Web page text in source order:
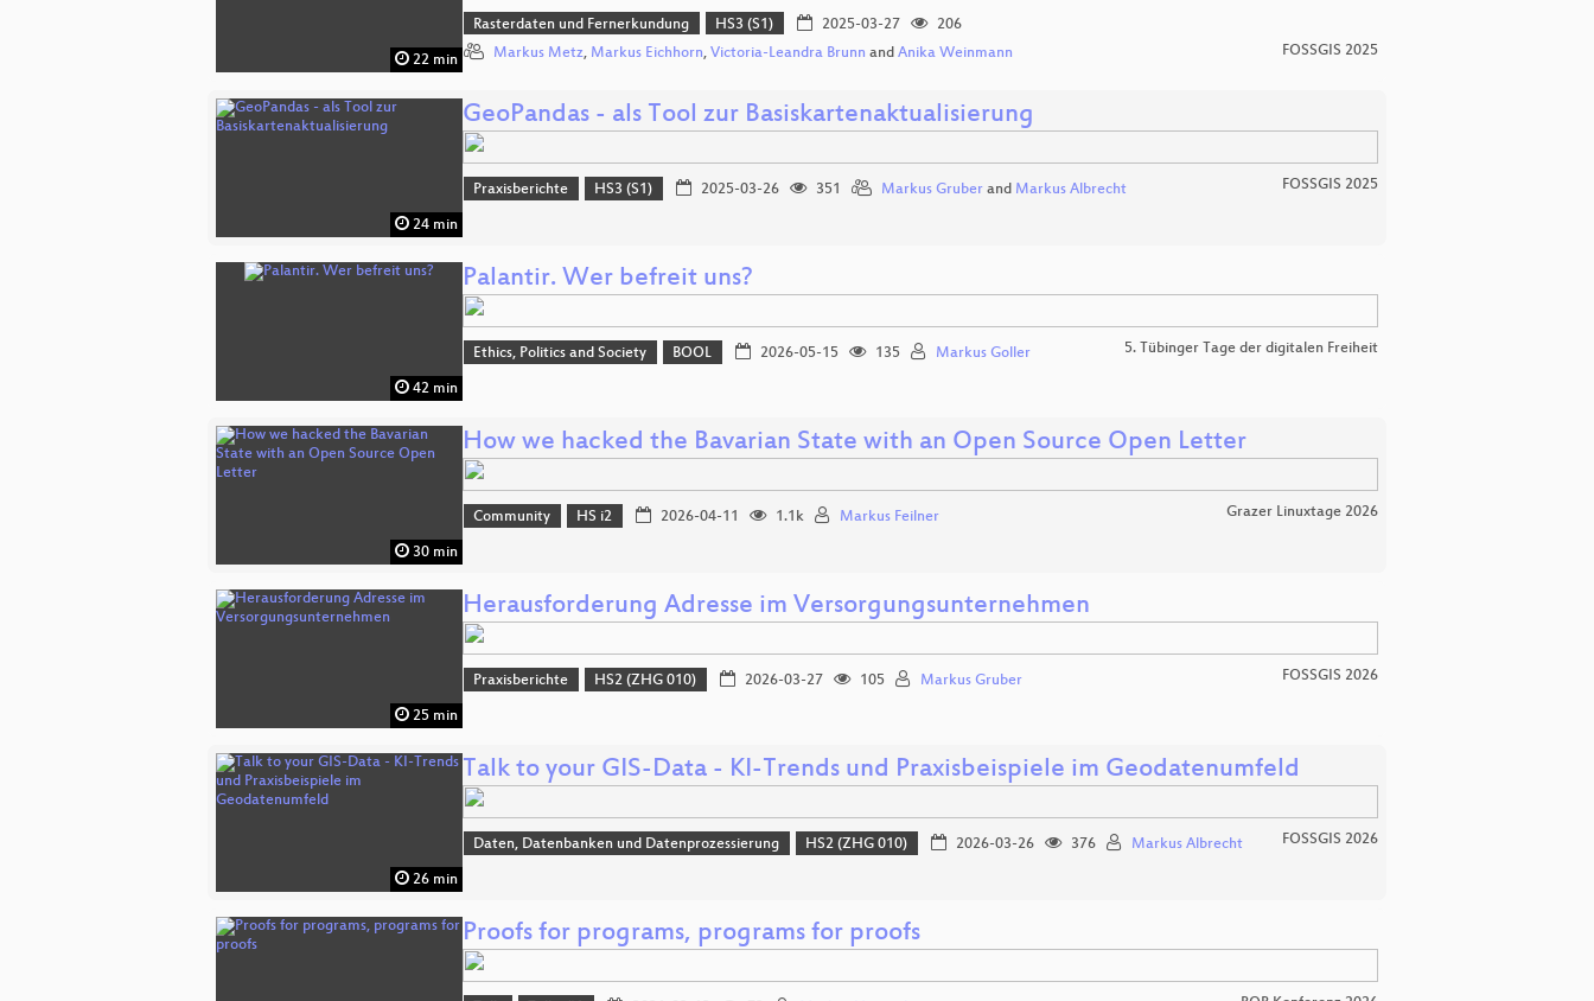
22 min
Rasterdaten und Fernerkundung HS3 (S1) 2025-03-27
206
Markus Metz, Markus Eichhorn, Victoria-Leandra Brunn and Anika Weinmann FOSSGIS 2025
24 min
GeoPandas - als Tool zur Basiskartenaktualisierung
Praxisberichte HS3 (S1) 2025-03-26 351 Markus Gruberand Markus Albrecht FOSSGIS 2025
42 min
Palantir. Wer befreit uns?
Ethics, Politics and Society BOOL 2026-05-15 135 Markus Goller 5. Tübinger Tage der digitalen Freiheit
30 min
How we hacked the Bavarian State with an Open Source Open Letter
Community HS i2 2026-04-11 1.1k Markus Feilner Grazer Linuxtage 2026
25 min
Herausforderung Adresse im Versorgungsunternehmen
Praxisberichte HS2 (ZHG 010) 2026-03-27 105 Markus Gruber FOSSGIS 2026
26 min
Talk to your GIS-Data - KI-Trends und Praxisbeispiele im Geodatenumfeld
Daten, Datenbanken und Datenprozessierung HS2 (ZHG 010) 2026-03-26 376 Markus Albrecht FOSSGIS 2026
Proofs for programs, programs for proofs